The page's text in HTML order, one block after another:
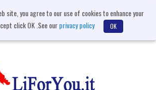
site, you agree to our use of cookies to enhance your
click OK .See ourprivacy policy OK